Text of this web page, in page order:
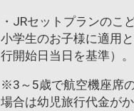
・JRセットプランのこ
小学生のお子様に適用
行開始日当日を基準）。
※3～5歳で航空機座席
場合は幼児旅行代金が